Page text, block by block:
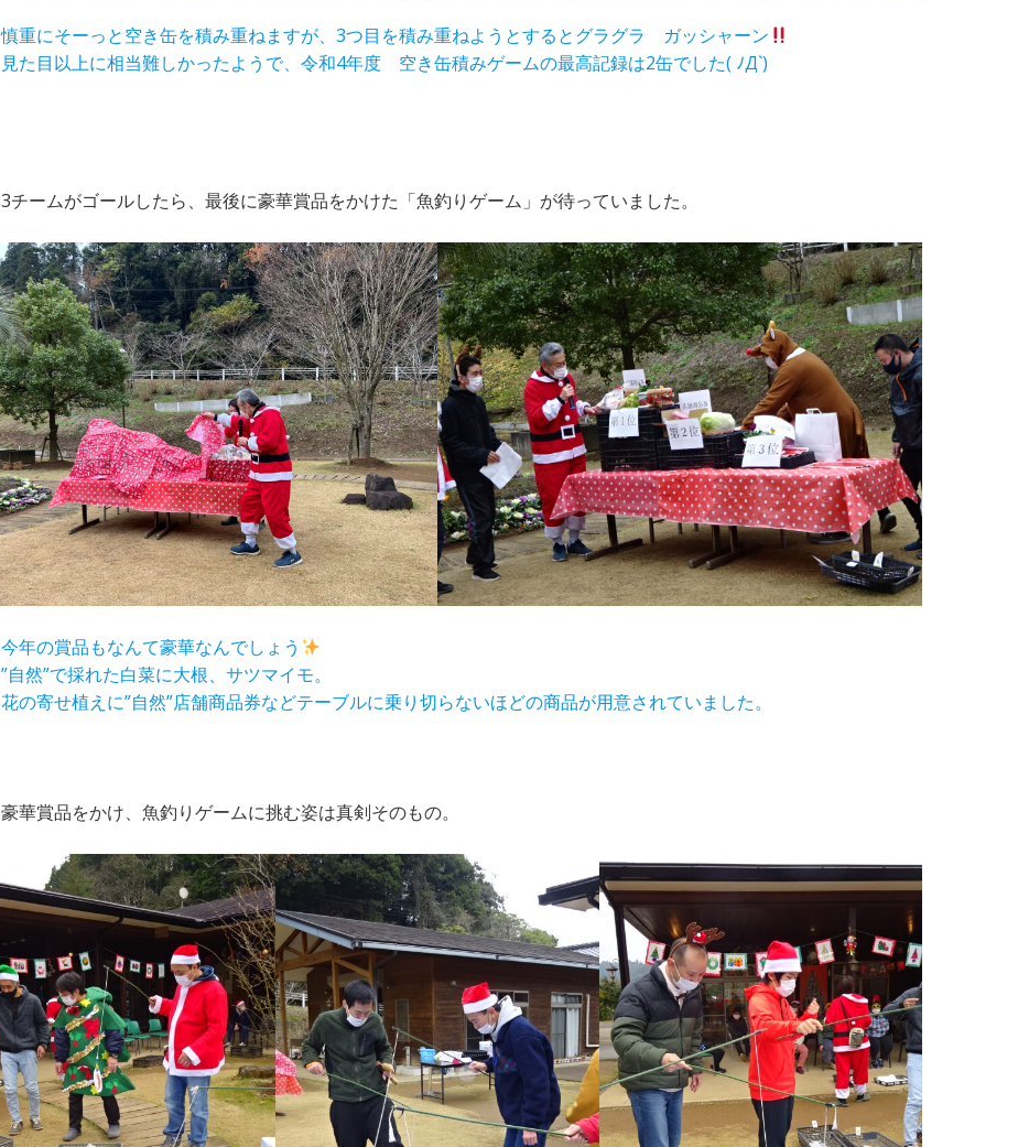
慎重にそーっと空き缶を積み重ねますが、3つ目を積み重ねようとするとグラグラ ガッシャーン
見た目以上に相当難しかったようで、令和4年度 空き缶積みゲームの最高記録は2缶でした( ﾉД`)
3チームがゴールしたら、最後に豪華賞品をかけた「魚釣りゲーム」が待っていました。
今年の賞品もなんて豪華なんでしょう
”自然”で採れた白菜に大根、サツマイモ。
花の寄せ植えに”自然”店舗商品券などテーブルに乗り切らないほどの商品が用意されていました。
豪華賞品をかけ、魚釣りゲームに挑む姿は真剣そのもの。